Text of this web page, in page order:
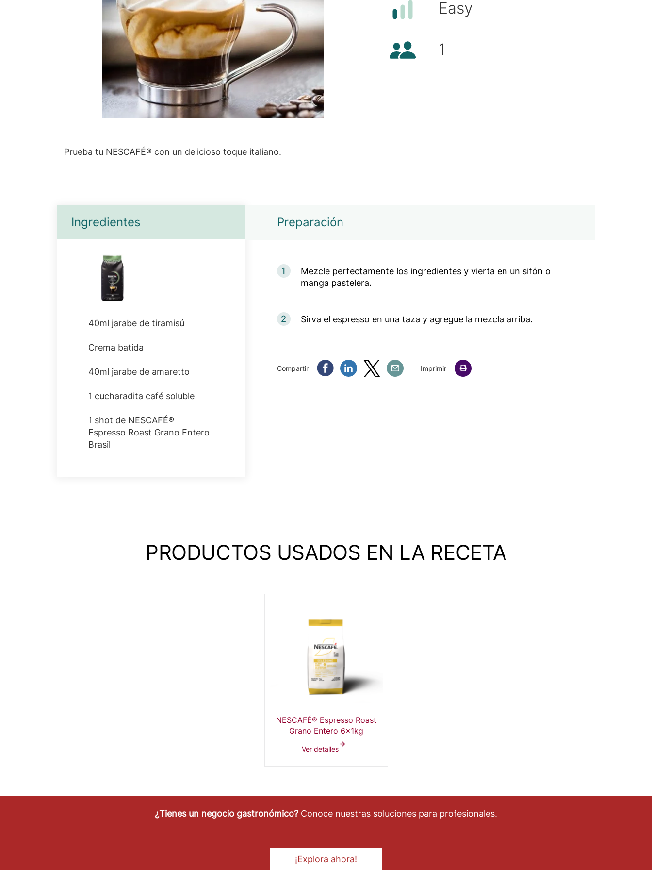
Dificultad
Easy
Cantidad de porciones
1
Prueba tu NESCAFÉ® con un delicioso toque italiano.
Ingredientes
40ml jarabe de tiramisú
Crema batida
40ml jarabe de amaretto
1 cucharadita café soluble
1 shot de NESCAFÉ®
Espresso Roast Grano Entero
Brasil
Preparación
1
Mezcle perfectamente los ingredientes y vierta en un sifón o
manga pastelera.
2 Sirva el espresso en una taza y agregue la mezcla arriba.
Compartir Compartir Facebook
Compartir Linkedin
Compartir Twitter
Compartir Email
Imprimir
PRODUCTOS USADOS EN LA RECETA
NESCAFÉ® Espresso Roast
Grano Entero 6x1kg
Ver detalles
¿Tienes un negocio gastronómico? Conoce nuestras soluciones para profesionales.
¡Explora ahora!